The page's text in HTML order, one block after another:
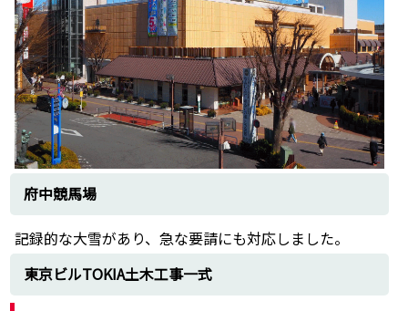
府中競馬場
記録的な大雪があり、急な要請にも対応しました。
東京ビルTOKIA土木工事一式